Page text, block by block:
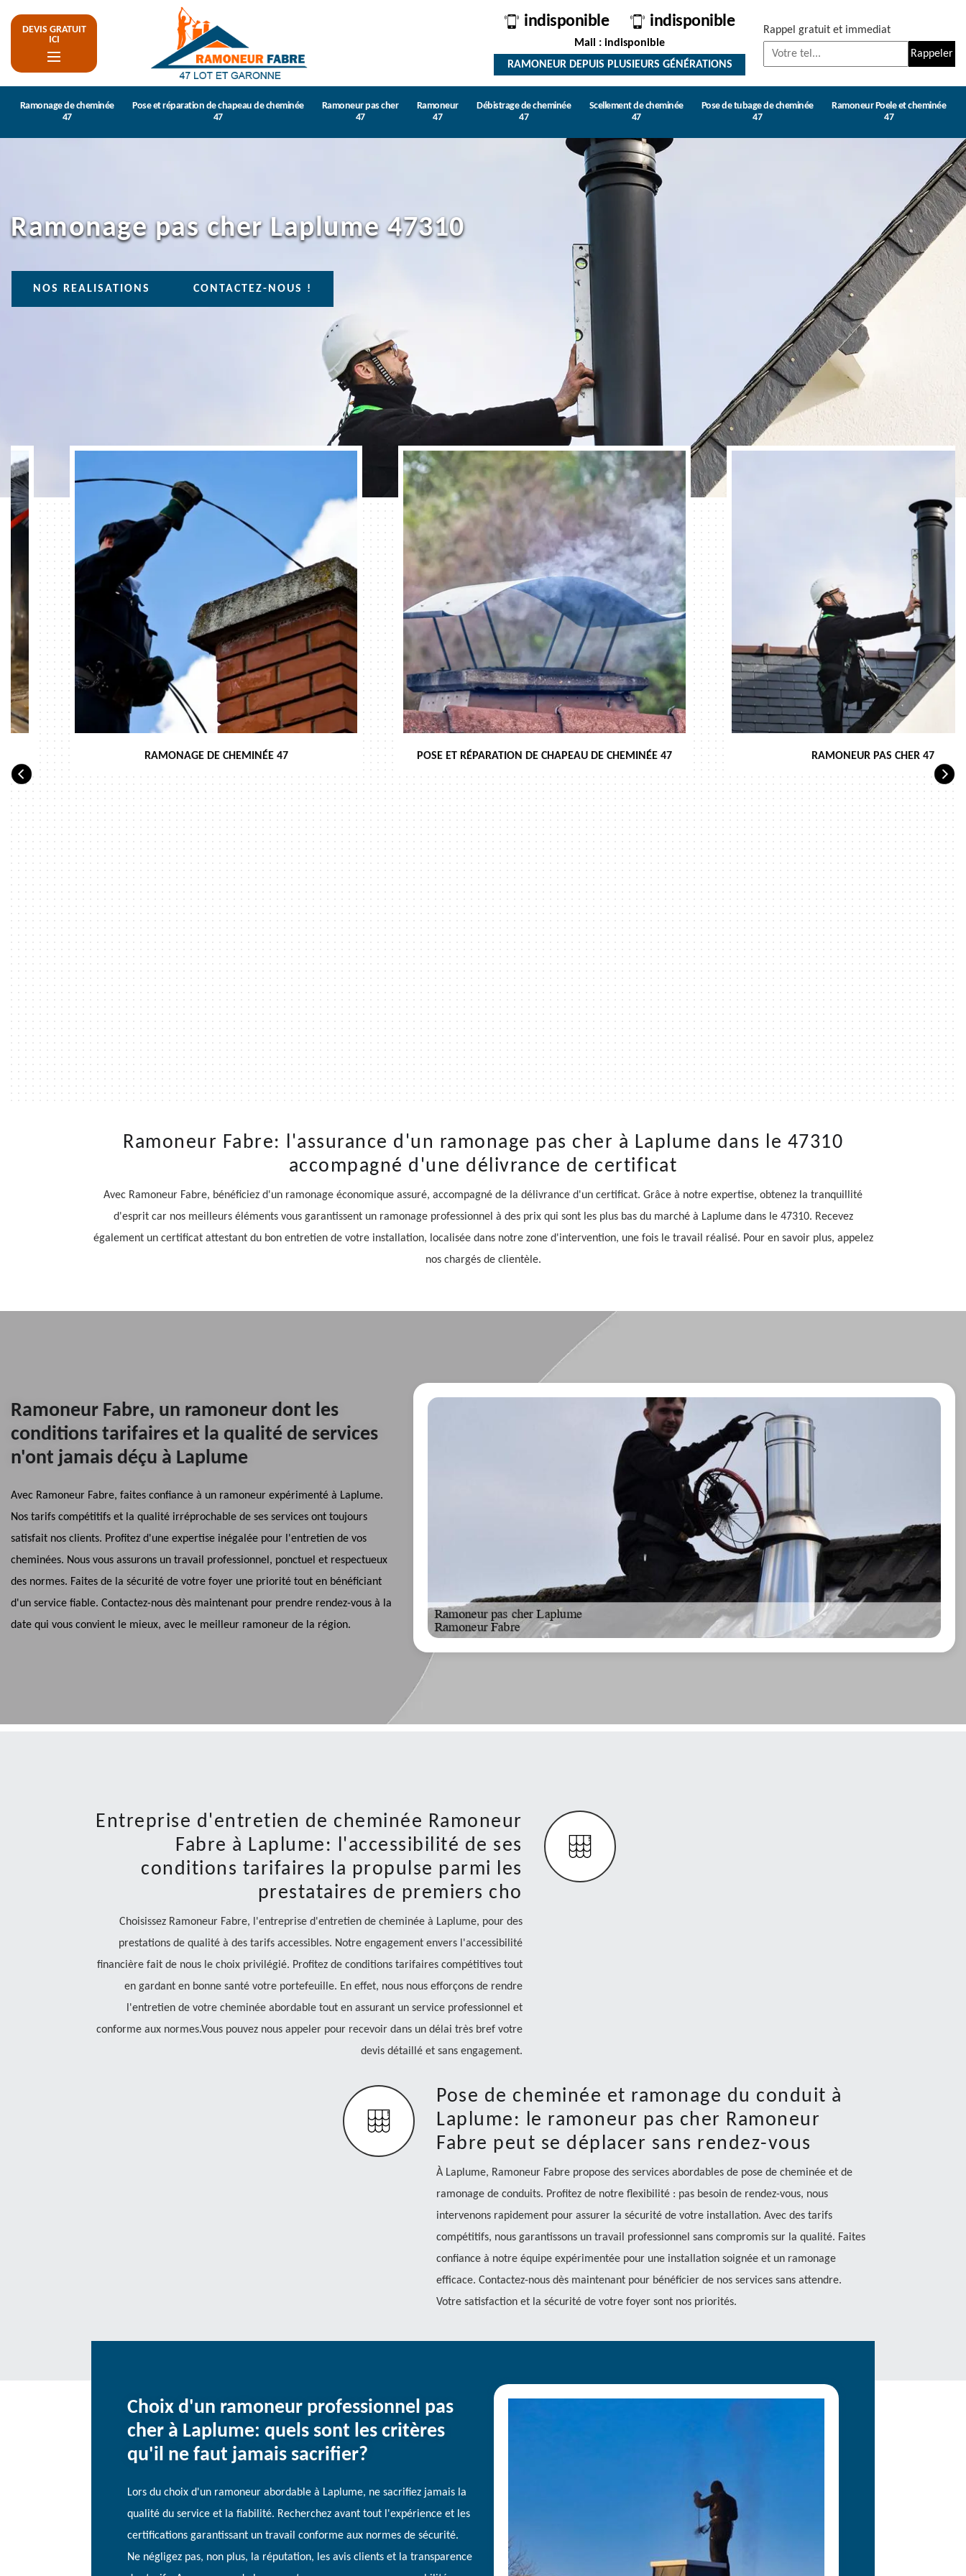
DEVIS GRATUIT
ICI
indisponible indisponible
Mail : indisponible
RAMONEUR DEPUIS PLUSIEURS GÉNÉRATIONS
Rappel gratuit et immediat
Ramonage de cheminée
47
Pose et réparation de chapeau de cheminée
47
Ramoneur pas cher
47
Ramoneur
47
Débistrage de cheminée
47
Scellement de cheminée
47
Pose de tubage de cheminée
47
Ramoneur Poele et cheminée
47
Ramonage pas cher Laplume 47310
NOS REALISATIONS CONTACTEZ-NOUS !
RAMONAGE DE CHEMINÉE 47 POSE ET RÉPARATION DE CHAPEAU DE CHEMINÉE 47 RAMONEUR PAS CHER 47
Ramoneur Fabre: l'assurance d'un ramonage pas cher à Laplume dans le 47310
accompagné d'une délivrance de certificat
Avec Ramoneur Fabre, bénéficiez d'un ramonage économique assuré, accompagné de la délivrance d'un certificat. Grâce à notre expertise, obtenez la tranquillité
d'esprit car nos meilleurs éléments vous garantissent un ramonage professionnel à des prix qui sont les plus bas du marché à Laplume dans le 47310. Recevez
également un certificat attestant du bon entretien de votre installation, localisée dans notre zone d'intervention, une fois le travail réalisé. Pour en savoir plus, appelez
nos chargés de clientèle.
Ramoneur Fabre, un ramoneur dont les
conditions tarifaires et la qualité de services
n'ont jamais déçu à Laplume
Avec Ramoneur Fabre, faites confiance à un ramoneur expérimenté à Laplume.
Nos tarifs compétitifs et la qualité irréprochable de ses services ont toujours
satisfait nos clients. Profitez d'une expertise inégalée pour l'entretien de vos
cheminées. Nous vous assurons un travail professionnel, ponctuel et respectueux
des normes. Faites de la sécurité de votre foyer une priorité tout en bénéficiant
d'un service fiable. Contactez-nous dès maintenant pour prendre rendez-vous à la
date qui vous convient le mieux, avec le meilleur ramoneur de la région.
Entreprise d'entretien de cheminée Ramoneur
Fabre à Laplume: l'accessibilité de ses
conditions tarifaires la propulse parmi les
prestataires de premiers cho
Choisissez Ramoneur Fabre, l'entreprise d'entretien de cheminée à Laplume, pour des
prestations de qualité à des tarifs accessibles. Notre engagement envers l'accessibilité
financière fait de nous le choix privilégié. Profitez de conditions tarifaires compétitives tout
en gardant en bonne santé votre portefeuille. En effet, nous nous efforçons de rendre
l'entretien de votre cheminée abordable tout en assurant un service professionnel et
conforme aux normes.Vous pouvez nous appeler pour recevoir dans un délai très bref votre
devis détaillé et sans engagement.
Pose de cheminée et ramonage du conduit à
Laplume: le ramoneur pas cher Ramoneur
Fabre peut se déplacer sans rendez-vous
À Laplume, Ramoneur Fabre propose des services abordables de pose de cheminée et de
ramonage de conduits. Profitez de notre flexibilité : pas besoin de rendez-vous, nous
intervenons rapidement pour assurer la sécurité de votre installation. Avec des tarifs
compétitifs, nous garantissons un travail professionnel sans compromis sur la qualité. Faites
confiance à notre équipe expérimentée pour une installation soignée et un ramonage
efficace. Contactez-nous dès maintenant pour bénéficier de nos services sans attendre.
Votre satisfaction et la sécurité de votre foyer sont nos priorités.
Choix d'un ramoneur professionnel pas
cher à Laplume: quels sont les critères
qu'il ne faut jamais sacrifier?
Lors du choix d'un ramoneur abordable à Laplume, ne sacrifiez jamais la
qualité du service et la fiabilité. Recherchez avant tout l'expérience et les
certifications garantissant un travail conforme aux normes de sécurité.
Ne négligez pas, non plus, la réputation, les avis clients et la transparence